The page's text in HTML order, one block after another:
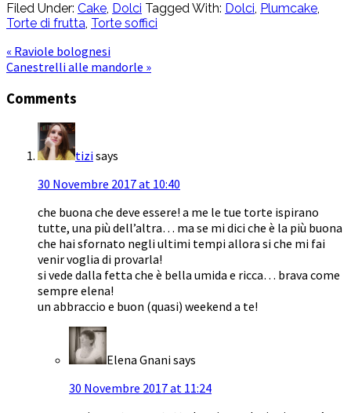
Filed Under: Cake, Dolci Tagged With: Dolci, Plumcake,
Torte di frutta, Torte soffici
« Raviole bolognesi
Canestrelli alle mandorle »
Comments
tizisays
30 Novembre 2017 at 10:40
che buona che deve essere! a me le tue torte ispirano
tutte, una più dell’altra… ma se mi dici che è la più buona
che hai sfornato negli ultimi tempi allora si che mi fai
venir voglia di provarla!
si vede dalla fetta che è bella umida e ricca… brava come
sempre elena!
un abbraccio e buon (quasi) weekend a te!
Elena Gnanisays
30 Novembre 2017 at 11:24